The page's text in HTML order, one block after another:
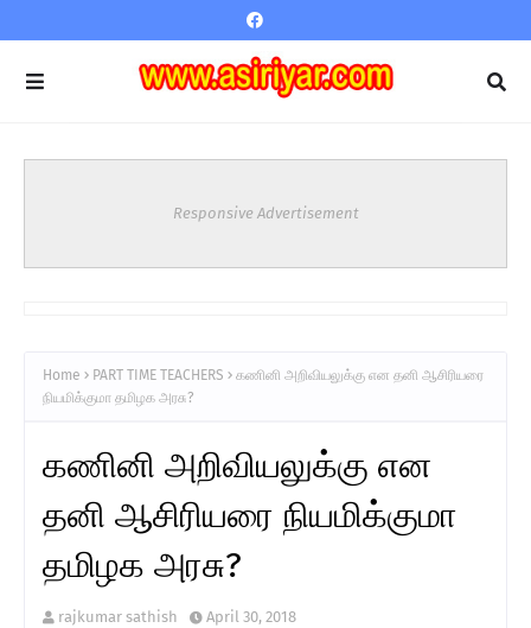
Responsive Advertisement
Home PART TIME TEACHERS
கணினி அறிவியலுக்கு என தனி ஆசிரியரை
நியமிக்குமா தமிழக அரசு?
கணினி அறிவியலுக்கு என
தனி ஆசிரியரை நியமிக்குமா
தமிழக அரசு?
rajkumar sathish April 30, 2018